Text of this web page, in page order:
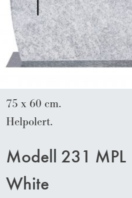
75 x 60 cm.
Helpolert.
Modell 231 MPL
White